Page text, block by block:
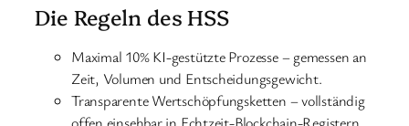
Die Regeln des HSS
Maximal 10% KI-gestützte Prozesse – gemessen an
Zeit, Volumen und Entscheidungsgewicht.
Transparente Wertschöpfungsketten – vollständig